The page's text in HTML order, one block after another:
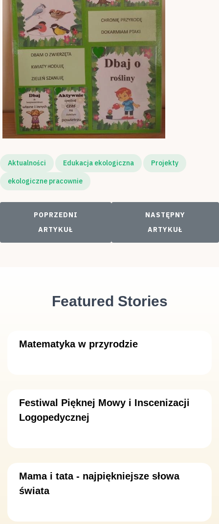
Aktualności Edukacja ekologiczna Projekty
ekologiczne pracownie
POPRZEDNI ARTYKUŁ: "CZYSTO WOKÓŁ MAMY,
POPRZEDNI
ARTYKUŁ
NASTĘPNY
NASTĘPNY
ARTYKUŁ
Featured Stories
Matematyka w przyrodzie
Festiwal Pięknej Mowy i Inscenizacji
Logopedycznej
Mama i tata - najpiękniejsze słowa
świata